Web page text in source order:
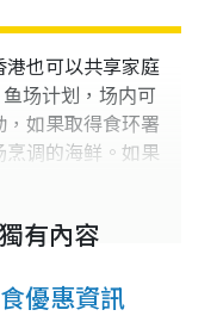
也可以共享家庭
场计划，场内可
如果取得食环署
调的海鲜。如果
有內容
優惠資訊